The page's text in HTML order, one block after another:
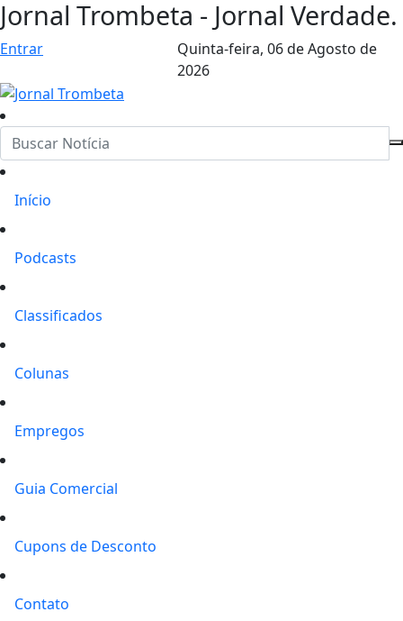
Jornal Trombeta - Jornal Verdade.
Entrar Quinta-feira, 06 de Agosto de
2026
Início
Podcasts
Classificados
Colunas
Empregos
Guia Comercial
Cupons de Desconto
Contato